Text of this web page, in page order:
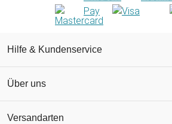
Hilfe & Kundenservice
Über uns
Versandarten